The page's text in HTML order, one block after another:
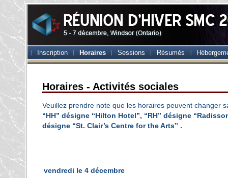
Inscription Horaires Sessions Résumés
Horaires - Activités sociales
Veuillez prendre note que les horaires peuvent changer
“HH” désigne “Hilton Hotel”, “RH” désigne
désigne “St. Clair’s Centre for the Arts” .
vendredi le 4 décembre